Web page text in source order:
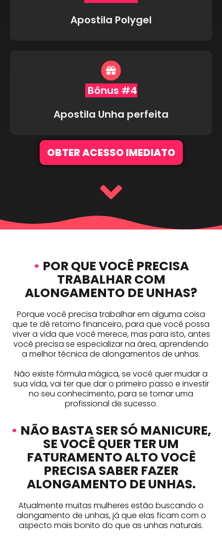
Apostila Polygel
Bônus #4
Apostila Unha perfeita
OBTER ACESSO IMEDIATO
• POR QUE VOCÊ PRECISA
TRABALHAR COM
ALONGAMENTO DE UNHAS?
Porque você precisa trabalhar em alguma coisa
que te dê retorno financeiro, para que você possa
viver a vida que você merece, mas para isto, antes
você precisa se especializar na área, aprendendo
a melhor técnica de alongamentos de unhas.
Não existe fórmula mágica, se você quer mudar a
sua vida, vai ter que dar o primeiro passo e investir
no seu conhecimento, para se tornar uma
profissional de sucesso.
• NÃO BASTA SER SÓ MANICURE,
SE VOCÊ QUER TER UM
FATURAMENTO ALTO VOCÊ
PRECISA SABER FAZER
ALONGAMENTO DE UNHAS.
Atualmente muitas mulheres estão buscando o
alongamento de unhas, já que elas ficam com o
aspecto mais bonito do que as unhas naturais.